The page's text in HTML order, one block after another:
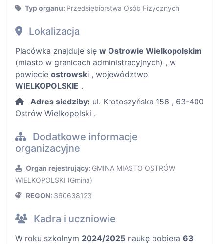
Typ organu: Przedsiębiorstwa Osób Fizycznych
Lokalizacja
Placówka znajduje się w Ostrowie Wielkopolskim
(miasto w granicach administracyjnych) , w
powiecie ostrowski , województwo
WIELKOPOLSKIE .
Adres siedziby: ul. Krotoszyńska 156 , 63-400
Ostrów Wielkopolski .
Dodatkowe informacje
organizacyjne
Organ rejestrujący: GMINA MIASTO OSTRÓW
WIELKOPOLSKI (Gmina)
REGON: 360638123
Kadra i uczniowie
W roku szkolnym 2024/2025 naukę pobiera 63